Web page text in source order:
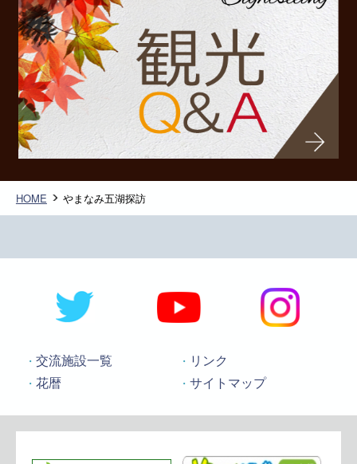
HOME やまなみ五湖探訪
交流施設一覧
リンク
花暦
サイトマップ